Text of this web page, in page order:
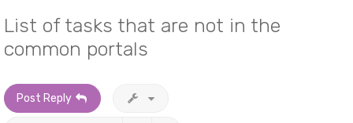
List of tasks that are not in the
common portals
Post Reply